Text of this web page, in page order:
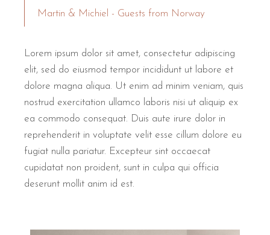
Martin & Michiel - Guests from Norway
Lorem ipsum dolor sit amet, consectetur adipiscing
elit, sed do eiusmod tempor incididunt ut labore et
dolore magna aliqua. Ut enim ad minim veniam, quis
nostrud exercitation ullamco laboris nisi ut aliquip ex
ea commodo consequat. Duis aute irure dolor in
reprehenderit in voluptate velit esse cillum dolore eu
fugiat nulla pariatur. Excepteur sint occaecat
cupidatat non proident, sunt in culpa qui officia
deserunt mollit anim id est.